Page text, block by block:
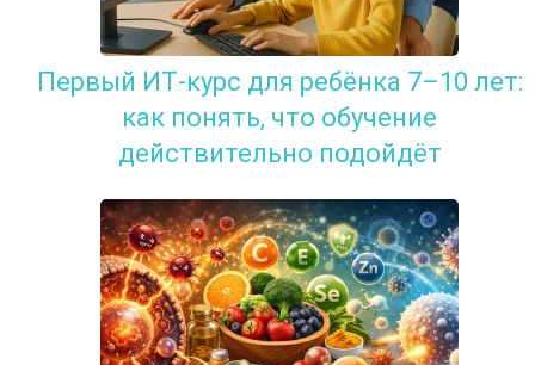
Первый ИТ-курс для ребёнка 7–10 лет:
как понять, что обучение
действительно подойдёт